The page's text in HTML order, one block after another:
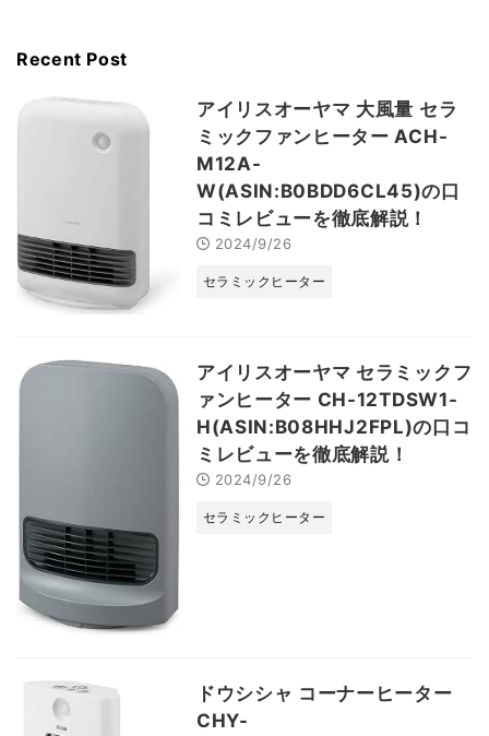
Recent Post
アイリスオーヤマ 大風量 セラ
ミックファンヒーター ACH-
M12A-
W(ASIN:B0BDD6CL45)の口
コミレビューを徹底解説！
2024/9/26
セラミックヒーター
アイリスオーヤマ セラミックフ
ァンヒーター CH-12TDSW1-
H(ASIN:B08HHJ2FPL)の口コ
ミレビューを徹底解説！
2024/9/26
セラミックヒーター
ドウシシャ コーナーヒーター
CHY-